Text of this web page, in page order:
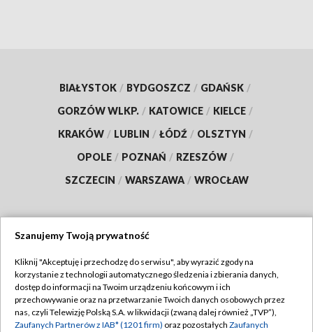
BIAŁYSTOK / BYDGOSZCZ / GDAŃSK /
GORZÓW WLKP. / KATOWICE / KIELCE /
KRAKÓW / LUBLIN / ŁÓDŹ / OLSZTYN /
OPOLE / POZNAŃ / RZESZÓW /
SZCZECIN / WARSZAWA / WROCŁAW
TVP
Abonament TVP
Emisja w TVP
Regulamin TVP
Polityka prywatności
Szanujemy Twoją prywatność
Kliknij "Akceptuję i przechodzę do serwisu", aby wyrazić zgody na
korzystanie z technologii automatycznego śledzenia i zbierania danych,
dostęp do informacji na Twoim urządzeniu końcowym i ich
przechowywanie oraz na przetwarzanie Twoich danych osobowych przez
nas, czyli Telewizję Polską S.A. w likwidacji (zwaną dalej również „TVP”),
Zaufanych Partnerów z IAB* (1201 firm) oraz pozostałych Zaufanych